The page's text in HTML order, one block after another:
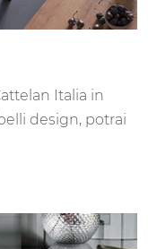
Italia in
design, potrai